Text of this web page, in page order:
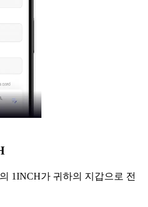
1INCH가 귀하의 지갑으로 전